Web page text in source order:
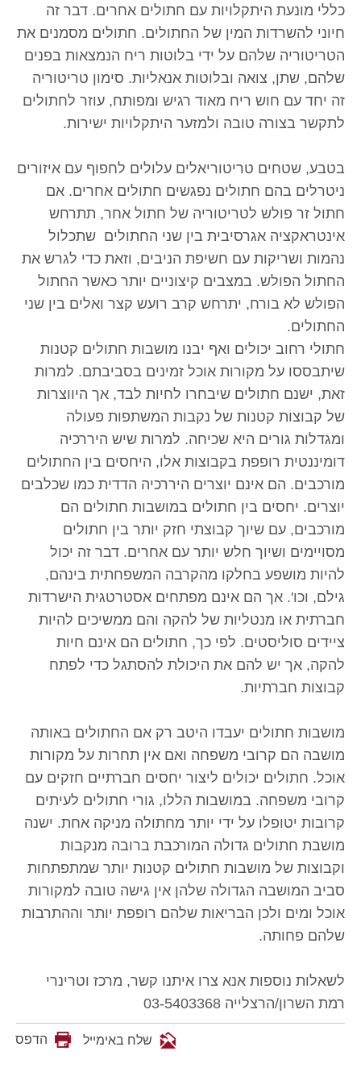
כללי מונעת היתקלויות עם חתולים אחרים. דבר זה
חיוני להשרדות המין של החתולים. חתולים מסמנים את
הטריטוריה שלהם על ידי בלוטות ריח הנמצאות בפנים
שלהם, שתן, צואה ובלוטות אנאליות. סימון טריטוריה
זה יחד עם חוש ריח מאוד רגיש ומפותח, עוזר לחתולים
לתקשר בצורה טובה ולמזער היתקלויות ישירות.
בטבע, שטחים טריטוריאלים עלולים לחפוף עם איזורים
ניטרלים בהם חתולים נפגשים חתולים אחרים. אם
חתול זר פולש לטריטוריה של חתול אחר, תתרחש
אינטראקציה אגרסיבית בין שני החתולים שתכלול
נהמות ושריקות עם חשיפת הניבים, וזאת כדי לגרש את
החתול הפולש. במצבים קיצוניים יותר כאשר החתול
הפולש לא בורח, יתרחש קרב רועש קצר ואלים בין שני
החתולים.
חתולי רחוב יכולים ואף יבנו מושבות חתולים קטנות
שיתבססו על מקורות אוכל זמינים בסביבתם. למרות
זאת, ישנם חתולים שיבחרו לחיות לבד, אך היווצרות
של קבוצות קטנות של נקבות המשתפות פעולה
ומגדלות גורים היא שכיחה. למרות שיש היררכיה
דומיננטית רופפת בקבוצות אלו, היחסים בין החתולים
מורכבים. הם אינם יוצרים היררכיה הדדית כמו שכלבים
יוצרים. יחסים בין חתולים במושבות חתולים הם
מורכבים, עם שיוך קבוצתי חזק יותר בין חתולים
מסויימים ושיוך חלש יותר עם אחרים. דבר זה יכול
להיות מושפע בחלקו מהקרבה המשפחתית בינהם,
גילם, וכו'. אך הם אינם מפתחים אסטרטגית הישרדות
חברתית או מנטליות של להקה והם ממשיכים להיות
ציידים סוליסטים. לפי כך, חתולים הם אינם חיות
להקה, אך יש להם את היכולת להסתגל כדי לפתח
קבוצות חברתיות.
מושבות חתולים יעבדו היטב רק אם החתולים באותה
מושבה הם קרובי משפחה ואם אין תחרות על מקורות
אוכל. חתולים יכולים ליצור יחסים חברתיים חזקים עם
קרובי משפחה. במושבות הללו, גורי חתולים לעיתים
קרובות יטופלו על ידי יותר מחתולה מניקה אחת. ישנה
מושבת חתולים גדולה המורכבת ברובה מנקבות
וקבוצות של מושבות חתולים קטנות יותר שמתפתחות
סביב המושבה הגדולה שלהן אין גישה טובה למקורות
אוכל ומים ולכן הבריאות שלהם רופפת יותר וההתרבות
שלהם פחותה.
לשאלות נוספות אנא צרו איתנו קשר, מרכז וטרינרי
רמת השרון/הרצלייה 03-5403368
שלח באימייל הדפס